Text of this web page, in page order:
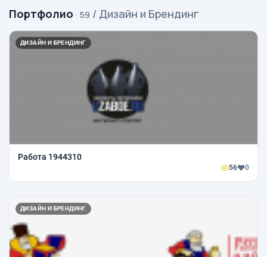
Портфолио · 59 / Дизайн и Брендинг
ДИЗАЙН И БРЕНДИНГ
Работа 1944310
56 0
ДИЗАЙН И БРЕНДИНГ